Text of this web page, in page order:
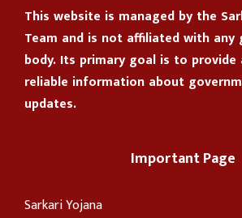
This website is managed by the
Team and is not affiliated with any
body. Its primary goal is to provide
reliable information about
updates.
Important Page
Sarkari Yojana